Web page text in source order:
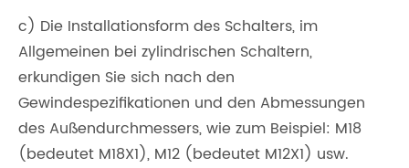
c) Die Installationsform des Schalters, im
Allgemeinen bei zylindrischen Schaltern,
erkundigen Sie sich nach den
Gewindespezifikationen und den Abmessungen
des Außendurchmessers, wie zum Beispiel: M18
(bedeutet M18X1), M12 (bedeutet M12X1) usw.